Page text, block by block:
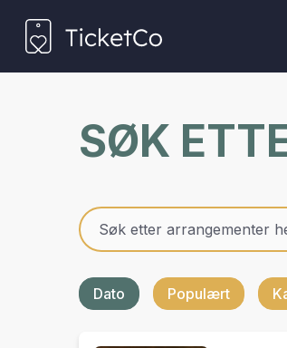
SØK
Dato Populært